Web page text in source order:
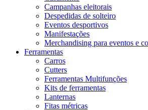
Campanhas eleitorais
Despedidas de solteiro
Eventos desportivos
Manifestações
Merchandising para eventos e
Ferramentas
Carros
Cutters
Ferramentas Multifunções
Kits de ferramentas
Lanternas
Fitas métricas